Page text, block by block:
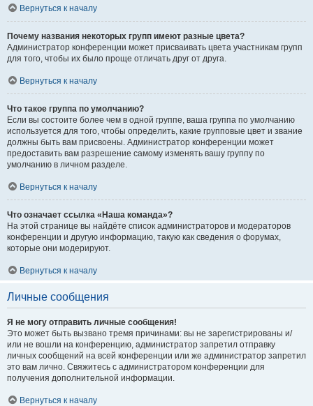
Вернуться к началу
Почему названия некоторых групп имеют разные цвета?
Администратор конференции может присваивать цвета участникам групп
для того, чтобы их было проще отличать друг от друга.
Вернуться к началу
Что такое группа по умолчанию?
Если вы состоите более чем в одной группе, ваша группа по умолчанию
используется для того, чтобы определить, какие групповые цвет и звание
должны быть вам присвоены. Администратор конференции может
предоставить вам разрешение самому изменять вашу группу по
умолчанию в личном разделе.
Вернуться к началу
Что означает ссылка «Наша команда»?
На этой странице вы найдёте список администраторов и модераторов
конференции и другую информацию, такую как сведения о форумах,
которые они модерируют.
Вернуться к началу
Личные сообщения
Я не могу отправить личные сообщения!
Это может быть вызвано тремя причинами: вы не зарегистрированы и/
или не вошли на конференцию, администратор запретил отправку
личных сообщений на всей конференции или же администратор запретил
это вам лично. Свяжитесь с администратором конференции для
получения дополнительной информации.
Вернуться к началу